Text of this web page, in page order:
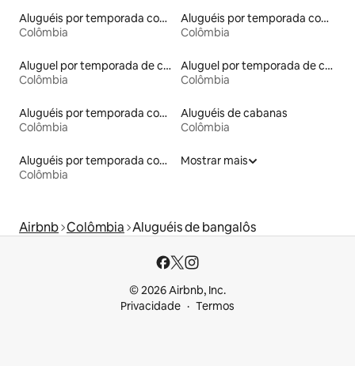
Aluguéis por temporada com banheira de hidromassagem
Colômbia
Aluguéis por temporada com banheiro para PCD
Colômbia
Aluguel por temporada de casas de hóspedes
Colômbia
Aluguel por temporada de contêineres
Colômbia
Aluguéis por temporada com cama de altura acessível
Colômbia
Aluguéis de cabanas
Colômbia
Aluguéis por temporada com acesso ao lago
Colômbia
Mostrar mais
Airbnb Colômbia Aluguéis de bangalôs
© 2026 Airbnb, Inc.
Privacidade
Termos